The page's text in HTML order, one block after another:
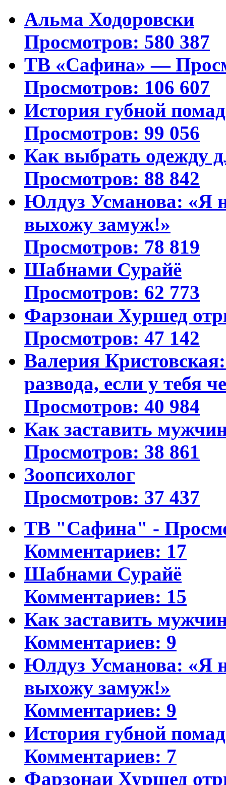
Альма Ходоровски
Просмотров: 580 387
ТВ «Сафина» —
Просмотров: 106 607
История губной
Просмотров: 99 056
Как выбрать одежду
Просмотров: 88 842
Юлдуз Усманова: «Я
выхожу замуж!»
Просмотров: 78 819
Шабнами Сурайё
Просмотров: 62 773
Фарзонаи Хуршед
Просмотров: 47 142
Валерия
развода, если у тебя
Просмотров: 40 984
Как заставить
Просмотров: 38 861
Зоопсихолог
Просмотров: 37 437
ТВ "Сафина" -
Комментариев: 17
Шабнами Сурайё
Комментариев: 15
Как заставить
Комментариев: 9
Юлдуз Усманова: «Я
выхожу замуж!»
Комментариев: 9
История губной
Комментариев: 7
Фарзонаи Хуршед